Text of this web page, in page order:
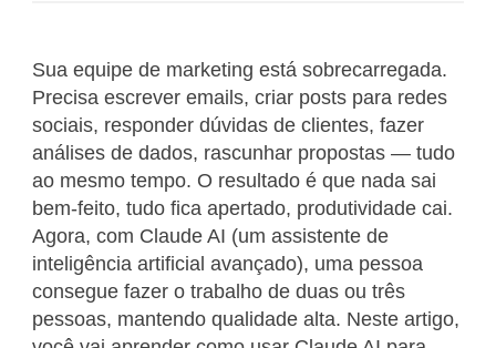
Sua equipe de marketing está sobrecarregada.
Precisa escrever emails, criar posts para redes
sociais, responder dúvidas de clientes, fazer
análises de dados, rascunhar propostas — tudo
ao mesmo tempo. O resultado é que nada sai
bem-feito, tudo fica apertado, produtividade cai.
Agora, com Claude AI (um assistente de
inteligência artificial avançado), uma pessoa
consegue fazer o trabalho de duas ou três
pessoas, mantendo qualidade alta. Neste artigo,